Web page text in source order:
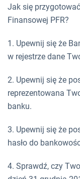
Jak się
Finansowej PFR?
1. Upewnij się że
w rejestrze dane
2. Upewnij się że
reprezentowana
banku.
3. Upewnij się że
hasło do
4. Sprawdź, czy